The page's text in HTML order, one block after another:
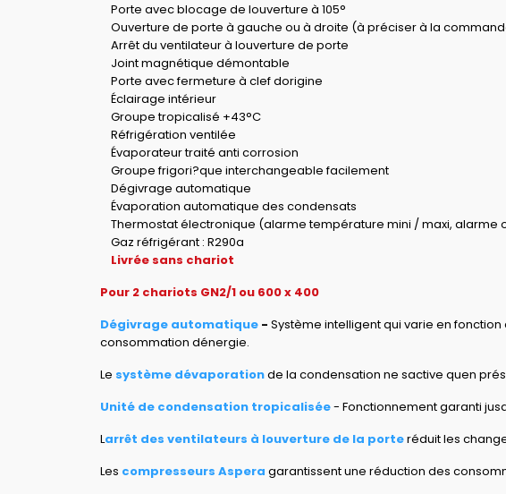
Porte avec blocage de louverture à 105°
Ouverture de porte à gauche ou à droite (à préciser à la
Arrêt du ventilateur à louverture de porte
Joint magnétique démontable
Porte avec fermeture à clef dorigine
Éclairage intérieur
Groupe tropicalisé +43°C
Réfrigération ventilée
Évaporateur traité anti corrosion
Groupe frigori?que interchangeable facilement
Dégivrage automatique
Évaporation automatique des condensats
Thermostat électronique (alarme température mini / maxi, alarme
Gaz réfrigérant : R290a
Livrée sans chariot
Pour 2 chariots GN2/1 ou 600 x 400
Dégivrage automatique - Système intelligent qui varie en
consommation dénergie.
Le système dévaporationde la condensation ne sactive quen
Unité de condensation tropicalisée- Fonctionnement garanti
Larrêt des ventilateurs à louverture de la porteréduit les
Les compresseurs Aspera garantissent une réduction des